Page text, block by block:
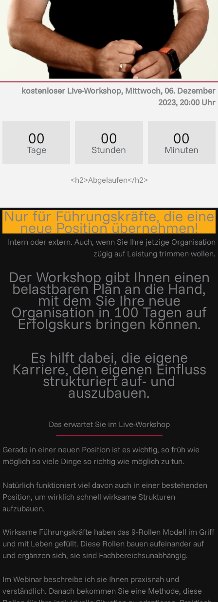
kostenloser Live-Workshop, Mittwoch, 06. Dezember
2023, 20:00 Uhr
00
Tage
00
Stunden
00
Minuten
<h2>Abgelaufen</h2>
Nur für Führungskräfte, die eine
neue Position übernehmen!
Intern oder extern. Auch, wenn Sie Ihre jetzige Organisation
zügig auf Leistung trimmen wollen.
Der Workshop gibt Ihnen einen
belastbaren Plan an die Hand,
mit dem Sie Ihre neue
Organisation in 100 Tagen auf
Erfolgskurs bringen können.
Es hilft dabei, die eigene
Karriere, den eigenen Einfluss
strukturiert auf- und
auszubauen.
Das erwartet Sie im Live-Workshop
Gerade in einer neuen Position ist es wichtig, so früh wie
möglich so viele Dinge so richtig wie möglich zu tun.
Natürlich funktioniert viel davon auch in einer bestehenden
Position, um wirklich schnell wirksame Strukturen
aufzubauen.
Wirksame Führungskräfte haben das 9-Rollen Modell im Griff
und mit Leben gefüllt. Diese Rollen bauen aufeinander auf
und ergänzen sich, sie sind Fachbereichsunabhängig.
Im Webinar beschreibe ich sie Ihnen praxisnah und
verständlich. Danach bekommen Sie eine Methode, diese